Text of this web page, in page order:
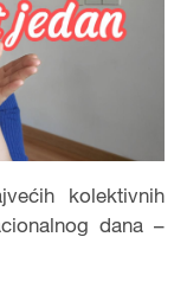
kolektivnih
dana –